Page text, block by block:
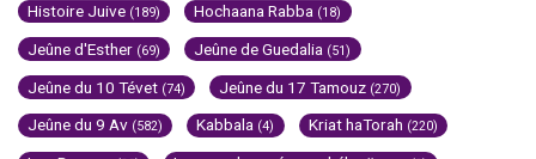
Histoire Juive (189) Hochaana Rabba (18)
Jeûne d'Esther (69) Jeûne de Guedalia (51)
Jeûne du 10 Tévet (74) Jeûne du 17 Tamouz (270)
Jeûne du 9 Av (582) Kabbala (4) Kriat haTorah (220)